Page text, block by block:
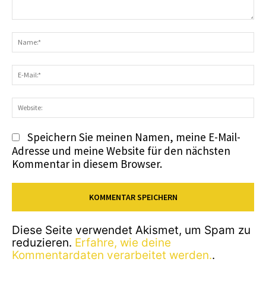
Speichern Sie meinen Namen, meine E-Mail-
Adresse und meine Website für den nächsten
Kommentar in diesem Browser.
Diese Seite verwendet Akismet, um Spam zu
reduzieren. Erfahre, wie deine
Kommentardaten verarbeitet werden..